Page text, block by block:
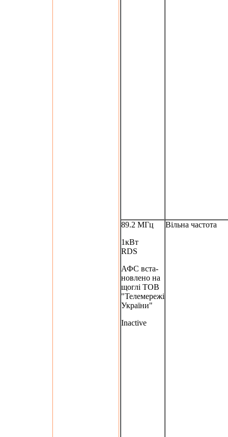
89.2 МГц
1кВт
RDS
АФС вста-
новлено на
щоглі ТОВ
"Телемережі
України"
Inactive
Вільна частота